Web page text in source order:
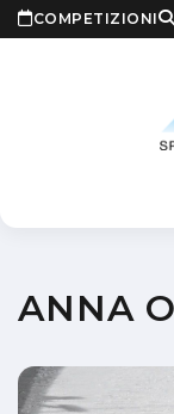
COMPETIZIONI
ANNA